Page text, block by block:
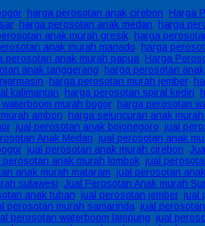
, harga perosotan anak cirebon, Harga
, harga perosotan anak medan, harga
anak murah gresik, harga
anak murah manado, harga
perosotan anak murah papua, Harga
anak tanggerang, harga perosotan
, harga perosotan murah jember,
kalimantan, harga perosotan spiral kediri,
murah bogor, harga perosotan
ambon, harga seluncuran anak
, jual perosotan anak bojonegoro, jual
Anak Medan, jual perosotan anak
, jual perosotan anak murah cirebon,
perosotan anak murah lombok, jual
anak murah mataram, jual perosotan
sulawesi, Jual Perosotan Anak murah
anak tuban, jual perosotan jember, jual
perosotan murah samarinda, jual
perosotan waterboom lampung, jual